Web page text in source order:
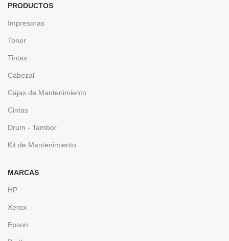
PRODUCTOS
Impresoras
Toner
Tintas
Cabezal
Cajas de Mantenimiento
Cintas
Drum - Tambor
Kit de Mantenimiento
MARCAS
HP
Xerox
Epson